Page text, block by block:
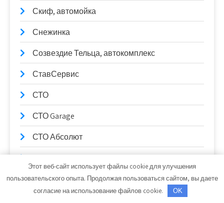
Скиф, автомойка
Снежинка
Созвездие Тельца, автокомплекс
СтавСервис
СТО
СТО Garage
СТО Абсолют
СТО Гараж
СТО, СТО
Этот веб-сайт использует файлы cookie для улучшения
пользовательского опыта. Продолжая пользоваться сайтом, вы даете
согласие на использование файлов cookie.
OK